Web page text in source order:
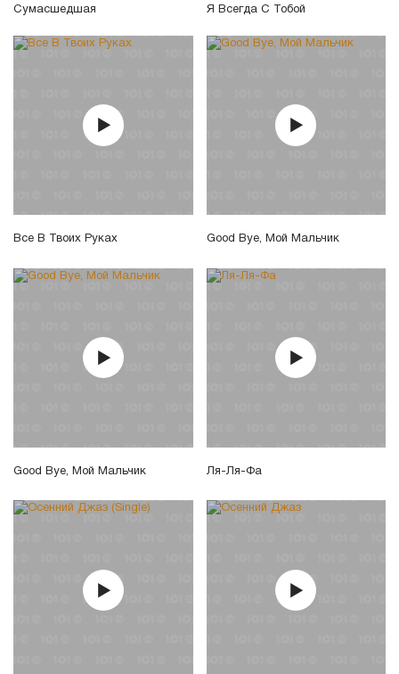
Сумаcшедшая Я Всегда С Тобой
Все В Твоих Руках Good Bye, Мой Мальчик
Good Bye, Мой Мальчик Ля-Ля-Фа